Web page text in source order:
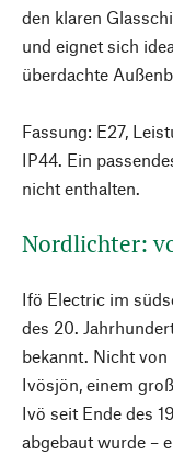
den klaren
und eignet sich
überdachte
Fassung: E27,
IP44. Ein
nicht enthalten.
Nordlichter:
Ifö Electric im
des 20.
bekannt. Nicht von
Ivösjön, einem
Ivö seit Ende des
abgebaut wurde –